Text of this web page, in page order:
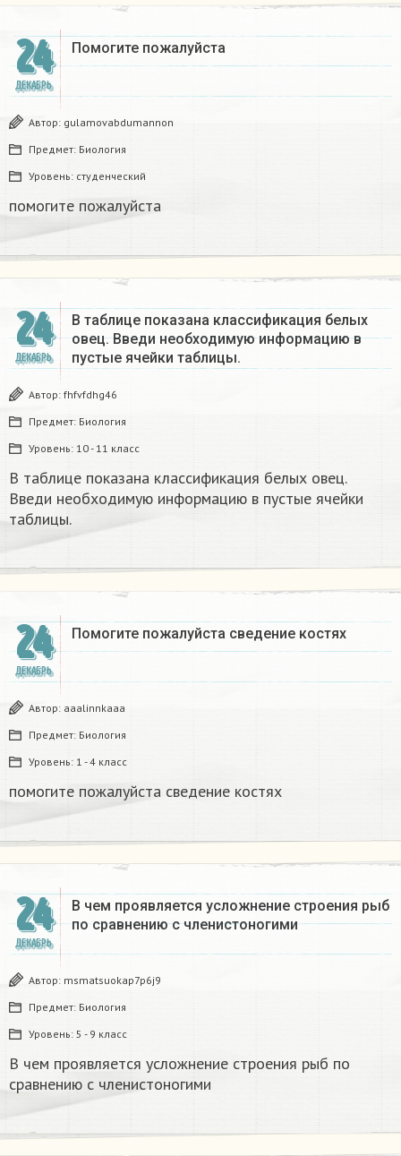
24
ДЕКАБРЬ
Помогите пожалуйста ​
Автор: gulamovabdumannon
Предмет: Биология
Уровень: студенческий
помогите пожалуйста ​
24
ДЕКАБРЬ
В таблице показана классификация белых
овец. Введи необходимую информацию в
пустые ячейки таблицы.​
Автор: fhfvfdhg46
Предмет: Биология
Уровень: 10 - 11 класс
В таблице показана классификация белых овец.
Введи необходимую информацию в пустые ячейки
таблицы.​
24
ДЕКАБРЬ
Помогите пожалуйста сведение костях​
Автор: aaalinnkaaa
Предмет: Биология
Уровень: 1 - 4 класс
помогите пожалуйста сведение костях​
24
ДЕКАБРЬ
В чем проявляется усложнение строения рыб
по сравнению с членистоногими
Автор: msmatsuokap7p6j9
Предмет: Биология
Уровень: 5 - 9 класс
В чем проявляется усложнение строения рыб по
сравнению с членистоногими